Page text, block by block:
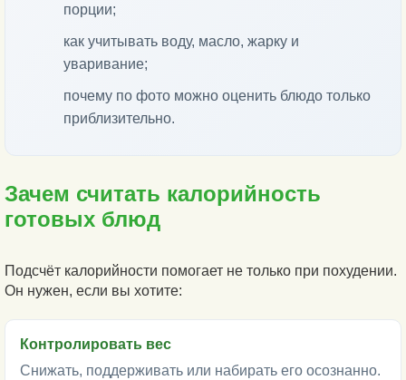
порции;
как учитывать воду, масло, жарку и
уваривание;
почему по фото можно оценить блюдо только
приблизительно.
Зачем считать калорийность
готовых блюд
Подсчёт калорийности помогает не только при похудении.
Он нужен, если вы хотите:
Контролировать вес
Снижать, поддерживать или набирать его осознанно.